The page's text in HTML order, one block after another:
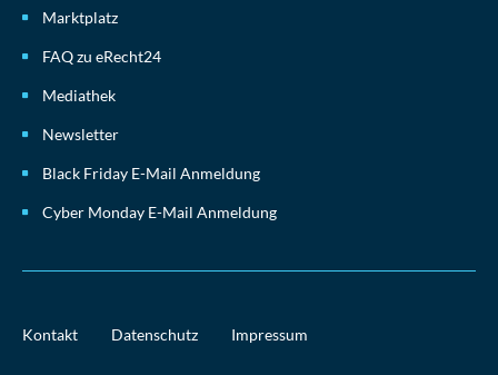
Marktplatz
FAQ zu eRecht24
Mediathek
Newsletter
Black Friday E-Mail Anmeldung
Cyber Monday E-Mail Anmeldung
Kontakt Datenschutz Impressum